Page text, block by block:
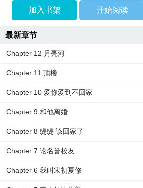
加入书架 开始阅读
最新章节
Chapter 12 月亮河
Chapter 11 顶楼
Chapter 10 爱你爱到不回家
Chapter 9 和他离婚
Chapter 8 缇缇 该回家了
Chapter 7 论名誉校友
Chapter 6 我叫宋初夏修